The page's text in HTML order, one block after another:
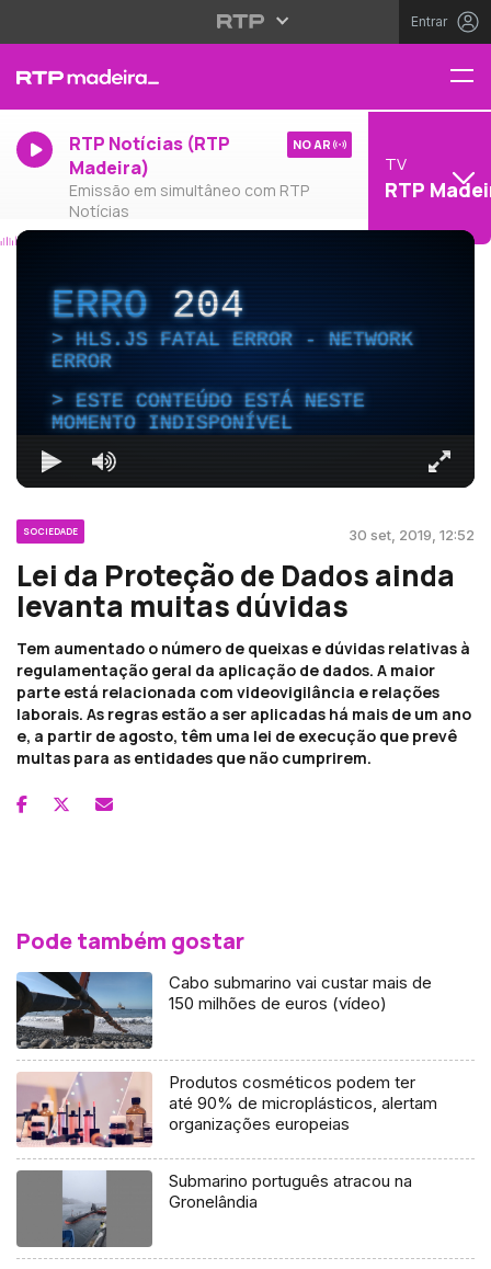
Entrar
RTP Notícias (RTP
Madeira)
Emissão em simultâneo com RTP
Notícias
NO AR
TV
RTP
ERRO204
HLS.JS FATAL ERROR - NETWORK
ERROR
ESTE CONTEÚDO ESTÁ NESTE
MOMENTO INDISPONÍVEL
SOCIEDADE 30 set, 2019, 12:52
Lei da Proteção de Dados ainda
levanta muitas dúvidas
Tem aumentado o número de queixas e dúvidas relativas à
regulamentação geral da aplicação de dados. A maior
parte está relacionada com videovigilância e relações
laborais. As regras estão a ser aplicadas há mais de um ano
e, a partir de agosto, têm uma lei de execução que prevê
multas para as entidades que não cumprirem.
Pode também gostar
Cabo submarino vai custar mais de
150 milhões de euros (vídeo)
Produtos cosméticos podem ter
até 90% de microplásticos, alertam
organizações europeias
Submarino português atracou na
Gronelândia